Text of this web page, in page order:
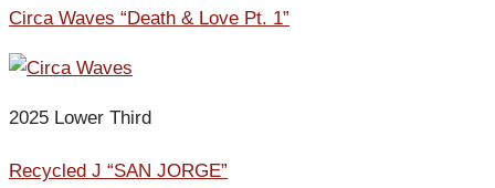
Circa Waves “Death & Love Pt. 1”
2025 Lower Third
Recycled J “SAN JORGE”